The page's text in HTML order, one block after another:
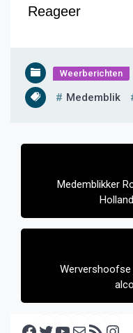
Reageer
Weerberichten
Medemblik
Bericht
Medemblikker
Wervershoofse
Facebook Twitter YouTube E-mail RSS feed